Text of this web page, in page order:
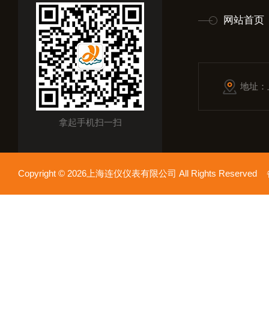
拿起手机扫一扫
网站首页
地址
Copyright © 2026上海连仪仪表有限公司 All Rights Reserved